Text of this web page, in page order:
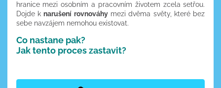
hranice mezi osobním a pracovním životem zcela setřou.
Dojde knarušení rovnováhymezi dvěma světy, které bez
sebe navzájem nemohou existovat.
Co nastane pak?
Jak tento proces zastavit?